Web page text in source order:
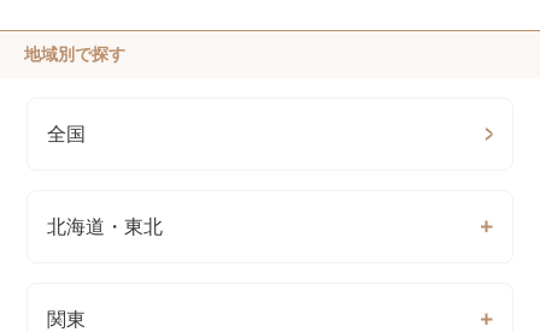
地域別で探す
全国
北海道・東北
関東